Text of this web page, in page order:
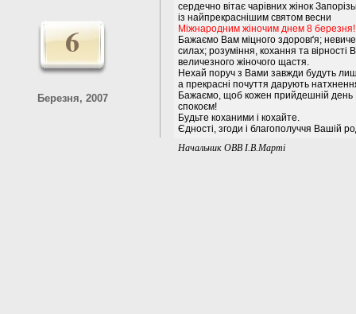
6
Березня, 2007
сердечно вітає чарівних жінок
із найпрекраснішим святом весни
Міжнародним жіночим днем 8 березня!
Бажаємо Вам міцного здоровґя;
силах; розуміння, кохання та вірності
величезного жіночого щастя.
Нехай поруч з Вами завжди будуть
а прекрасні почуття дарують
Бажаємо, щоб кожен прийдешній день
спокоєм!
Будьте коханими і кохайте.
Єдності, згоди і благополуччя Вашій
Начальник ОВВ І.В.Марті